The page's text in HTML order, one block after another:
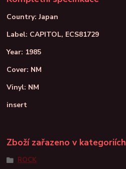
Country: Japan
Label: CAPITOL, ECS81729
Year: 1985
Cover: NM
Vinyl: NM
insert
Zboží zařazeno v kategoriích
ROCK